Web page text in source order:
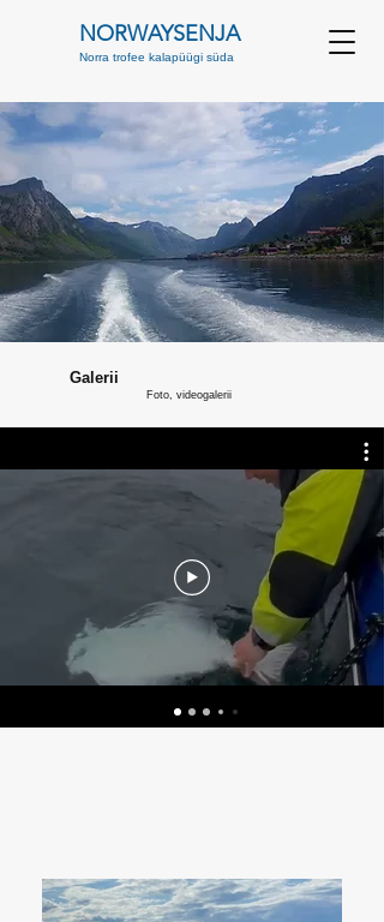
NORWAYSENJA
Norra trofee kalapüügi süda
Galerii
Foto, videogalerii